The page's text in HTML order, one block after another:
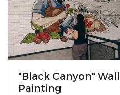
"Black Canyon" Wall
Painting